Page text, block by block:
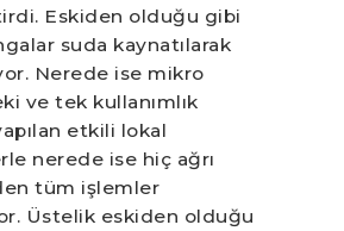
Eskiden olduğu gibi
suda kaynatılarak
Nerede ise mikro
ve tek kullanımlık
etkili lokal
nerede ise hiç ağrı
tüm işlemler
Üstelik eskiden olduğu